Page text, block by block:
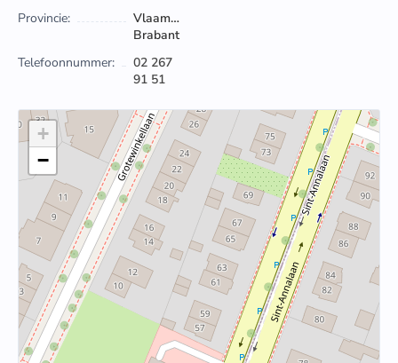
Provincie:
Vlaams-
Brabant
Telefoonnummer:
02 267
91 51
+
−